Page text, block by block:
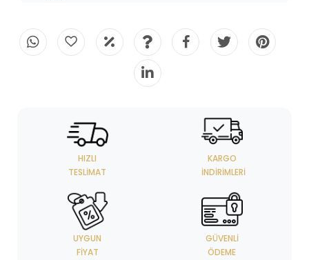
HIZLI
TESLIMAT
KARGO
İNDIRIMLERI
UYGUN
FIYAT
GÜVENLI
ÖDEME